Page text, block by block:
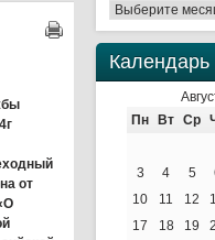
от
Архивы
Календарь
Пн
Вт Ср
3
4 5
10
11 12
17
18 19